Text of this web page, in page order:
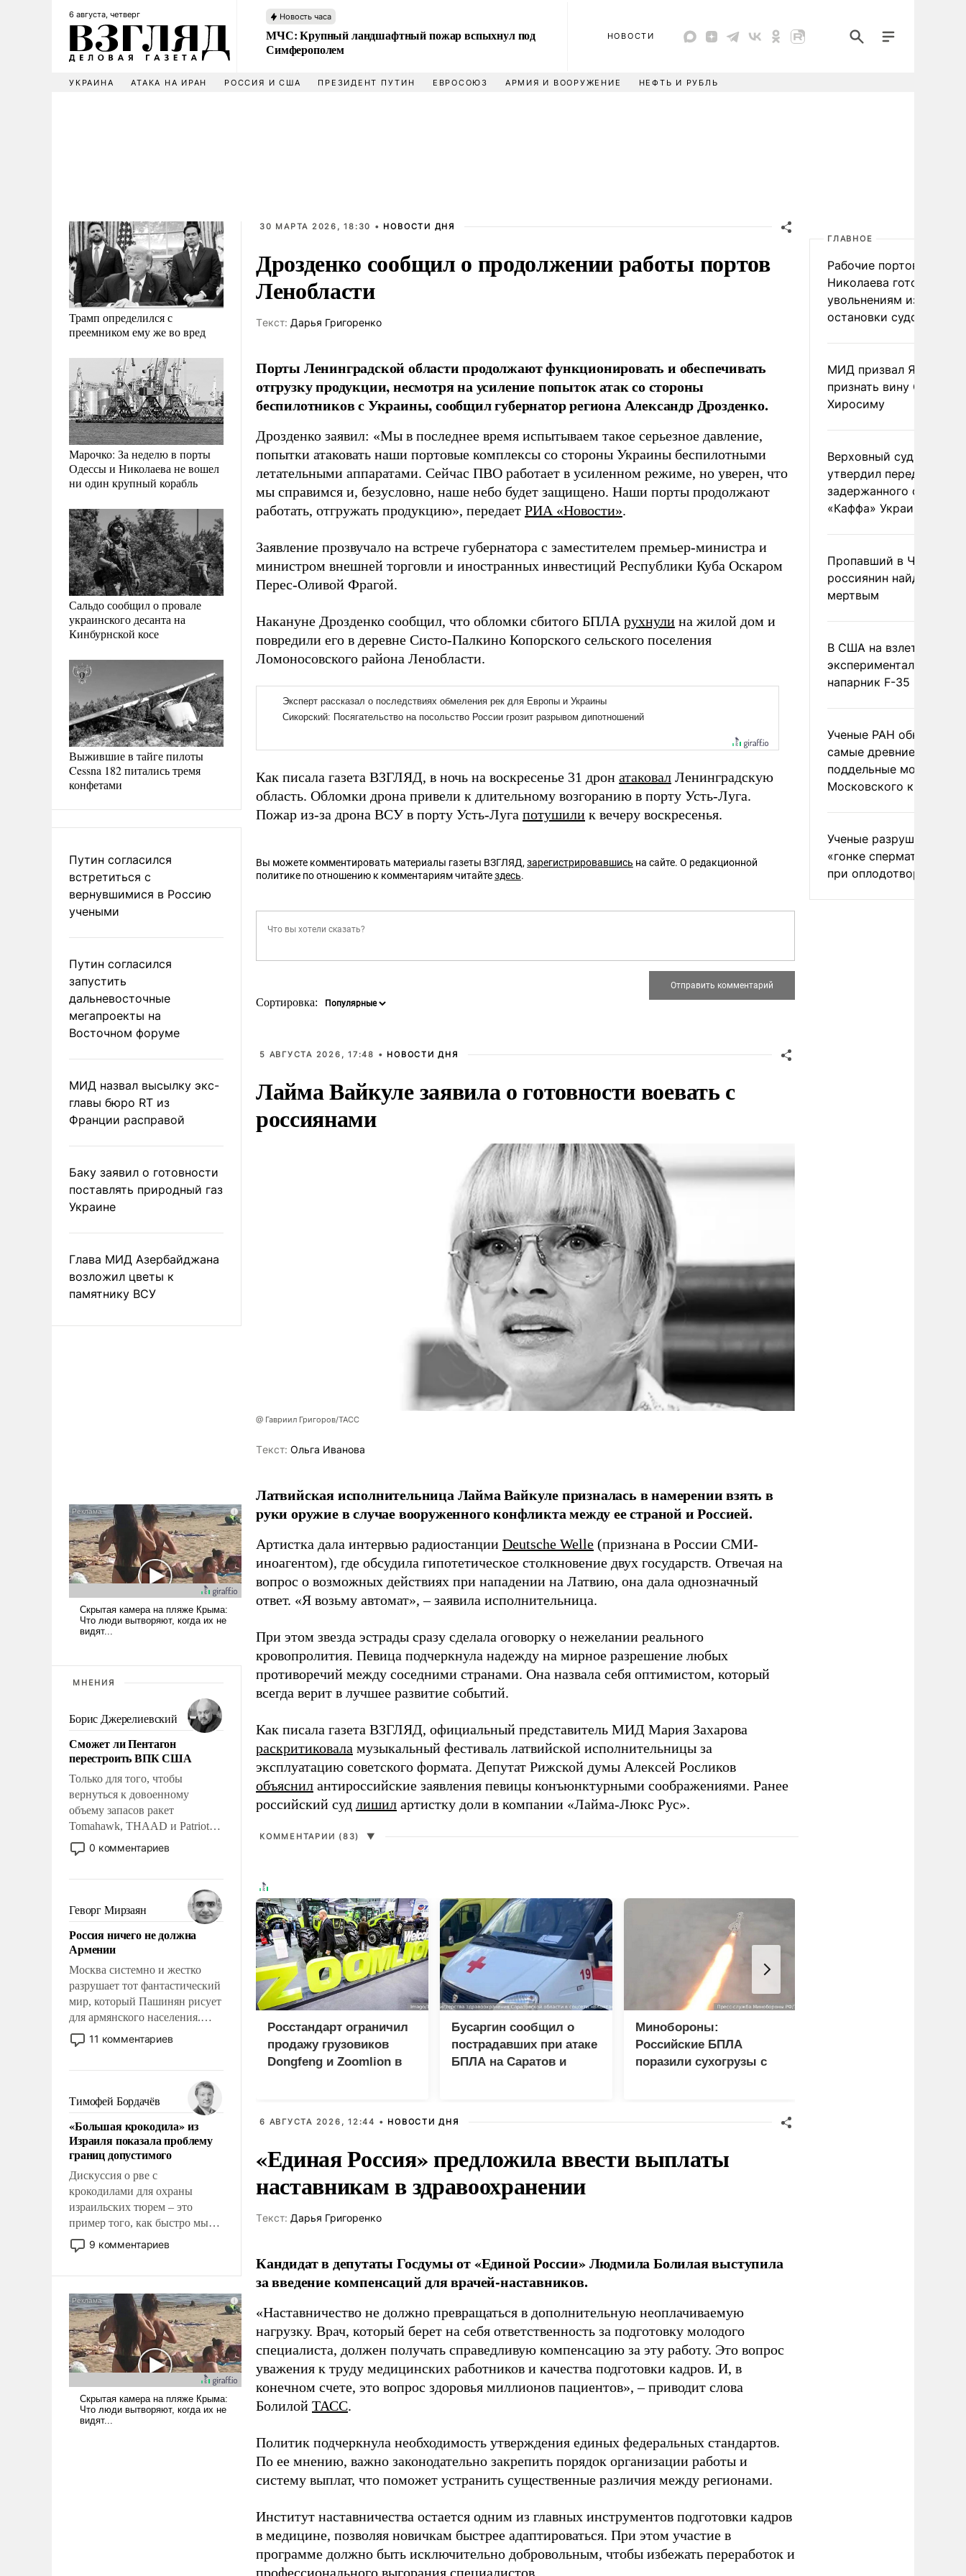
6 августа, четверг Новость часа
МЧС: Крупный ландшафтный пожар вспыхнул под
Симферополем
НОВОСТИ
УКРАИНА АТАКА НА ИРАН РОССИЯ И США ПРЕЗИДЕНТ ПУТИН ЕВРОСОЮЗ АРМИЯ И ВООРУЖЕНИЕ НЕФТЬ И РУБЛЬ
Трамп определился с
преемником ему же во вред
Марочко: За неделю в порты
Одессы и Николаева не вошел
ни один крупный корабль
Сальдо сообщил о провале
украинского десанта на
Кинбурнской косе
Выжившие в тайге пилоты
Cessna 182 питались тремя
конфетами
Путин согласился
встретиться с
вернувшимися в Россию
учеными
Путин согласился
запустить
дальневосточные
мегапроекты на
Восточном форуме
МИД назвал высылку экс-
главы бюро RT из
Франции расправой
Баку заявил о готовности
поставлять природный газ
Украине
Глава МИД Азербайджана
возложил цветы к
памятнику ВСУ
МНЕНИЯ
Борис Джерелиевский
Сможет ли Пентагон
перестроить ВПК США
Только для того, чтобы
вернуться к довоенному
объему запасов ракет
Tomahawk, THAAD и Patriot
США потребуется более трех
лет. Даже небольшая война с
Сложившаяся ситуация
означает многолетний период
уязвимости США, например,
перед Китаем.
0 комментариев
Геворг Мирзаян
Россия ничего не должна
Армении
Москва системно и жестко
разрушает тот фантастический
мир, который Пашинян рисует
для армянского населения.
Мир, где этому населению все
должны просто по
политические прожекты будут
беспрекословно оплачиваться
за счет российских
налогоплательщиков и где за
свои поступки не нужно
отвечать.
11 комментариев
Тимофей Бордачёв
«Большая крокодила» из
Израиля показала проблему
границ допустимого
Дискуссия о рве с
крокодилами для охраны
израильских тюрем – это
пример того, как быстро мы
двигаемся по пути
революционных изменений.
псевдонаучной фантастики,
стало всерьез обсуждаемой
идеей.
9 комментариев
30 МАРТА 2026, 18:30 • НОВОСТИ ДНЯ
Дрозденко сообщил о продолжении работы портов
Ленобласти
Tекст: Дарья Григоренко
Порты Ленинградской области продолжают функционировать и обеспечивать
отгрузку продукции, несмотря на усиление попыток атак со стороны
беспилотников с Украины, сообщил губернатор региона Александр Дрозденко.
Дрозденко заявил: «Мы в последнее время испытываем такое серьезное давление,
попытки атаковать наши портовые комплексы со стороны Украины беспилотными
летательными аппаратами. Сейчас ПВО работает в усиленном режиме, но уверен, что
мы справимся и, безусловно, наше небо будет защищено. Наши порты продолжают
работать, отгружать продукцию», передает РИА «Новости».
Заявление прозвучало на встрече губернатора с заместителем премьер-министра и
министром внешней торговли и иностранных инвестиций Республики Куба Оскаром
Перес-Оливой Фрагой.
Накануне Дрозденко сообщил, что обломки сбитого БПЛА рухнули на жилой дом и
повредили его в деревне Систо-Палкино Копорского сельского поселения
Ломоносовского района Ленобласти.
Как писала газета ВЗГЛЯД, в ночь на воскресенье 31 дрон атаковал Ленинградскую
область. Обломки дрона привели к длительному возгоранию в порту Усть-Луга.
Пожар из-за дрона ВСУ в порту Усть-Луга потушили к вечеру воскресенья.
Вы можете комментировать материалы газеты ВЗГЛЯД, зарегистрировавшись на сайте. О редакционной
политике по отношению к комментариям читайтездесь.
Сортировка:
5 АВГУСТА 2026, 17:48 • НОВОСТИ ДНЯ
Лайма Вайкуле заявила о готовности воевать с
россиянами
@ Гавриил Григоров/ТАСС
Tекст: Ольга Иванова
Латвийская исполнительница Лайма Вайкуле призналась в намерении взять в
руки оружие в случае вооруженного конфликта между ее страной и Россией.
Артистка дала интервью радиостанции Deutsche Welle (признана в России СМИ-
иноагентом), где обсудила гипотетическое столкновение двух государств. Отвечая на
вопрос о возможных действиях при нападении на Латвию, она дала однозначный
ответ. «Я возьму автомат», – заявила исполнительница.
При этом звезда эстрады сразу сделала оговорку о нежелании реального
кровопролития. Певица подчеркнула надежду на мирное разрешение любых
противоречий между соседними странами. Она назвала себя оптимистом, который
всегда верит в лучшее развитие событий.
Как писала газета ВЗГЛЯД, официальный представитель МИД Мария Захарова
раскритиковала музыкальный фестиваль латвийской исполнительницы за
эксплуатацию советского формата. Депутат Рижской думы Алексей Росликов
объяснил антироссийские заявления певицы конъюнктурными соображениями. Ранее
российский суд лишил артистку доли в компании «Лайма-Люкс Рус».
КОММЕНТАРИИ (83) ▼
Росстандарт ограничил
продажу грузовиков
Dongfeng и Zoomlion в
Бусаргин сообщил о
пострадавших при атаке
БПЛА на Саратов и
Минобороны:
Российские БПЛА
поразили сухогрузы с
6 АВГУСТА 2026, 12:44 • НОВОСТИ ДНЯ
«Единая Россия» предложила ввести выплаты
наставникам в здравоохранении
Tекст: Дарья Григоренко
Кандидат в депутаты Госдумы от «Единой России» Людмила Болилая выступила
за введение компенсаций для врачей-наставников.
«Наставничество не должно превращаться в дополнительную неоплачиваемую
нагрузку. Врач, который берет на себя ответственность за подготовку молодого
специалиста, должен получать справедливую компенсацию за эту работу. Это вопрос
уважения к труду медицинских работников и качества подготовки кадров. И, в
конечном счете, это вопрос здоровья миллионов пациентов», – приводит слова
Болилой ТАСС.
Политик подчеркнула необходимость утверждения единых федеральных стандартов.
По ее мнению, важно законодательно закрепить порядок организации работы и
систему выплат, что поможет устранить существенные различия между регионами.
Институт наставничества остается одним из главных инструментов подготовки кадров
в медицине, позволяя новичкам быстрее адаптироваться. При этом участие в
программе должно быть исключительно добровольным, чтобы избежать переработок и
профессионального выгорания специалистов.
ГЛАВНОЕ
Рабочие портов
Николаева готовятся к
увольнениям из-за
остановки судоходства
МИД призвал Японию
признать вину США за
Хиросиму
Верховный суд Швеции
утвердил передачу
задержанного
«Каффа» Украине
Пропавший в
россиянин найден
мертвым
В США на взлете
экспериментальный
напарник F-35
Ученые РАН
самые древние
поддельные монеты
Московского
Ученые разрушили миф
«гонке
при оплодотворении